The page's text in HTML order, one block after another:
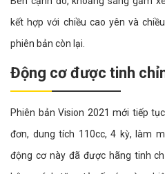
kết hợp với chiều cao yên và
phiên bản còn lại.
Động cơ được tinh
Phiên bản Vision 2021 mới tiếp
đơn, dung tích 110cc, 4 kỳ, làm
động cơ này đã được hãng tinh